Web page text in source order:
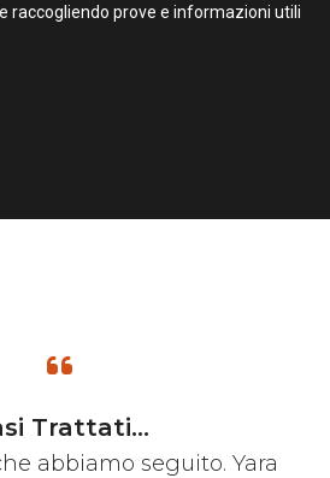
raccogliendo prove e informazioni utili
Trattati...
abbiamo seguito. Yara